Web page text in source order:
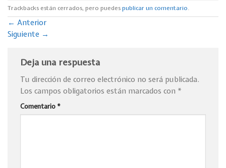
Trackbacks están cerrados, pero puedespublicar un comentario.
← Anterior
Siguiente →
Deja una respuesta
Tu dirección de correo electrónico no será publicada.
Los campos obligatorios están marcados con *
Comentario *